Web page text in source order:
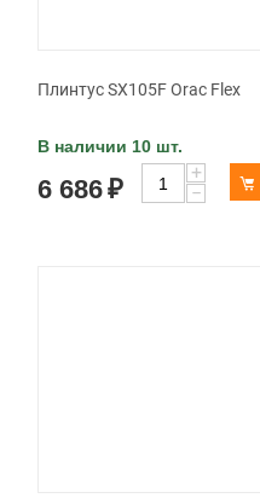
Плинтус SX105F Orac Flex
В наличии 10 шт.
6 686₽
+
−